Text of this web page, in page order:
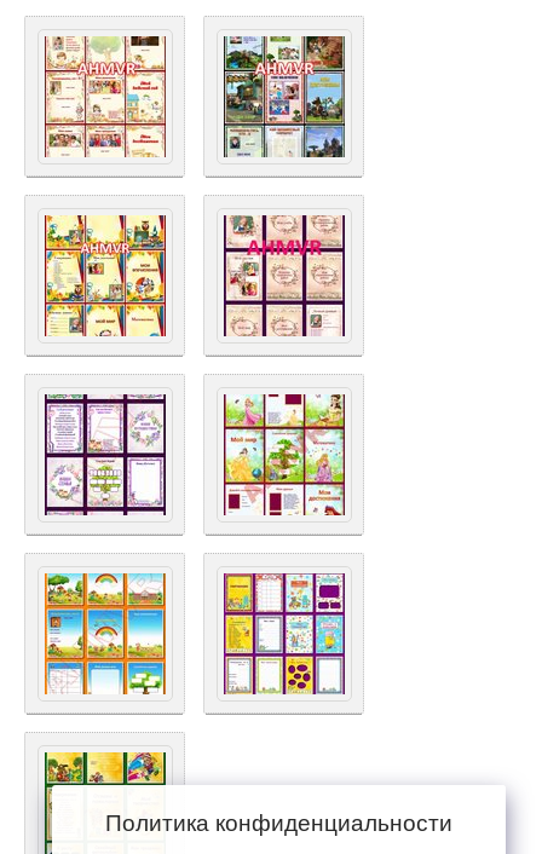
Политика конфиденциальности